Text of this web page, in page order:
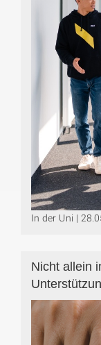
In der Uni |
Nicht allein